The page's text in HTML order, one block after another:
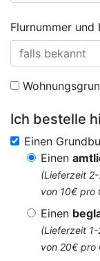
Flurnummer und
Ich bestelle
Einen
Einen
(Lieferzeit
von 10€ pro
Einen
(Lieferzeit
von 20€ pro